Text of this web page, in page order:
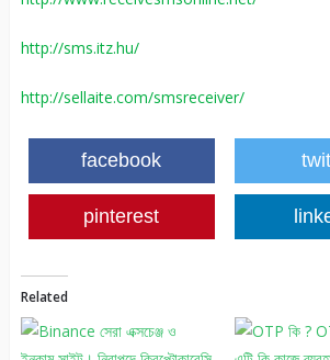
http://sms.itz.hu/
http://sellaite.com/smsreceiver/
facebook
pinterest
Related